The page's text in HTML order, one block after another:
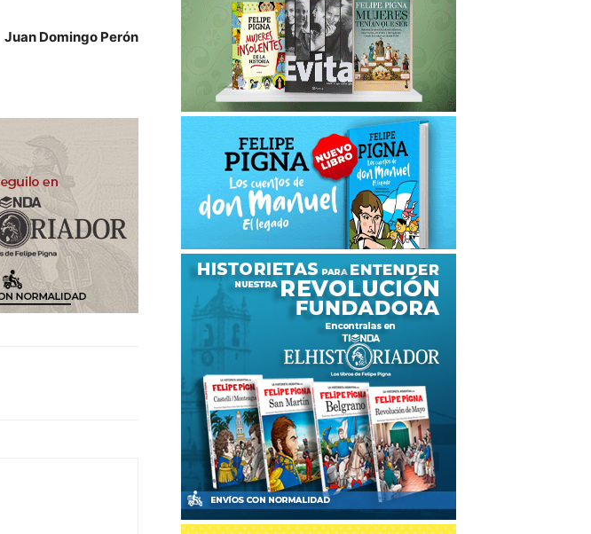
Juan Domingo Perón